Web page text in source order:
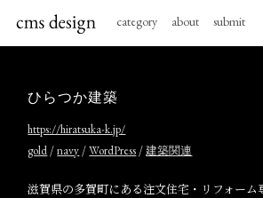
category about submit
ひらつか建築
https://hiratsuka-k.jp/
gold /navy /WordPress /建築関連
滋賀県の多賀町にある注文住宅・リフォーム